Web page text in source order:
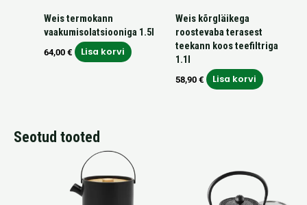
Weis termokann
vaakumisolatsiooniga 1.5l
64,00 € Lisa korvi
Weis kõrgläikega
roostevaba terasest
teekann koos teefiltriga
1.1l
58,90 € Lisa korvi
Seotud tooted